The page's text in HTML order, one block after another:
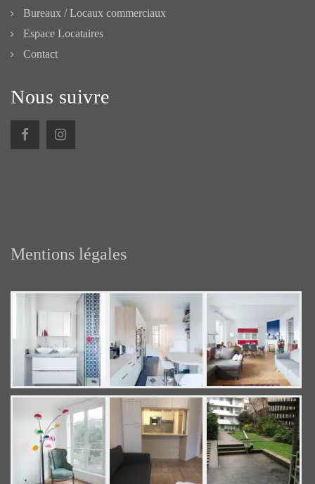
Bureaux / Locaux commerciaux
Espace Locataires
Contact
Nous suivre
Mentions légales